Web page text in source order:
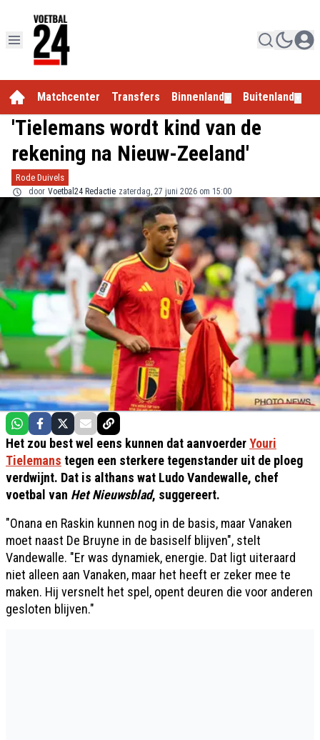
Matchcenter Transfers Binnenland Buitenland
'Tielemans wordt kind van de
rekening na Nieuw-Zeeland'
Rode Duivels
door Voetbal24 Redactie zaterdag, 27 juni 2026 om 15:00
Het zou best wel eens kunnen dat aanvoerderYouri
Tielemans tegen een sterkere tegenstander uit de ploeg
verdwijnt. Dat is althans wat Ludo Vandewalle, chef
voetbal van Het Nieuwsblad, suggereert.
"Onana en Raskin kunnen nog in de basis, maar Vanaken
moet naast De Bruyne in de basiself blijven", stelt
Vandewalle. "Er was dynamiek, energie. Dat ligt uiteraard
niet alleen aan Vanaken, maar het heeft er zeker mee te
maken. Hij versnelt het spel, opent deuren die voor anderen
gesloten blijven."